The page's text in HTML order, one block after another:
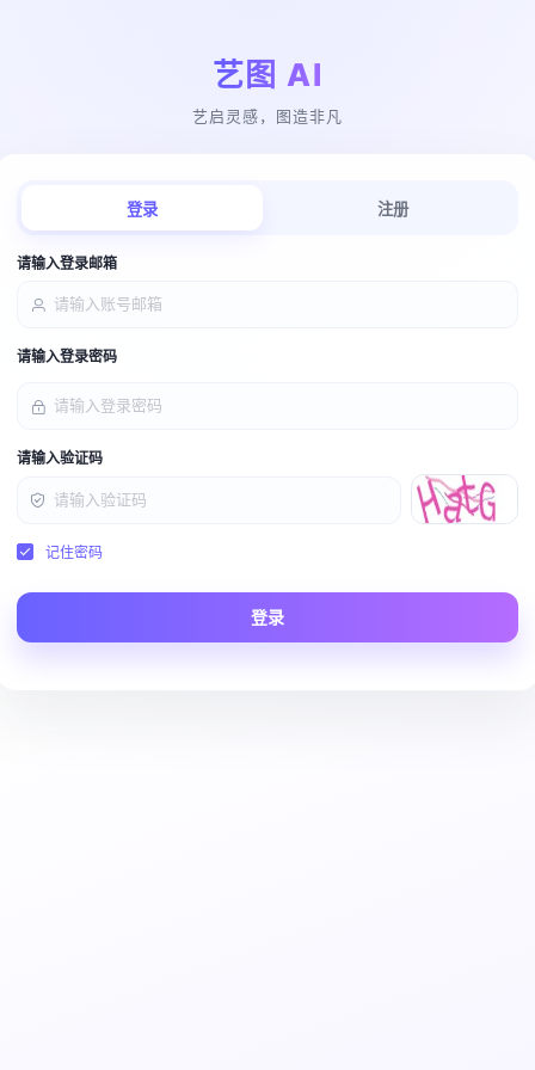
艺图 AI
艺启灵感，图造非凡
登录 注册
请输入登录邮箱
请输入登录密码
请输入验证码
记住密码
登录